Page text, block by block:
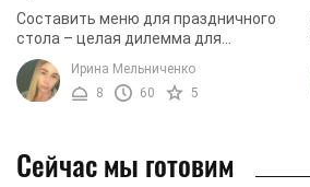
Составить меню для праздничного
стола – целая дилемма для
современных хозяек. Если с первыми
блюдами, салатами и сладким давно
разобрались, то ...
Ирина Мельниченко
8
60 5
Сейчас мы готовим